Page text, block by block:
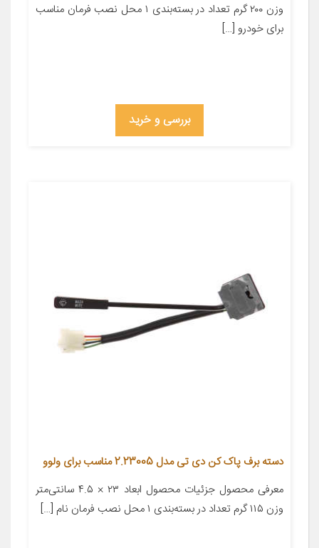
وزن ۲۰۰ گرم تعداد در بسته‌بندی ۱ محل نصب فرمان مناسب
برای خودرو […]
بررسی و خرید
دسته برف پاک کن دی تی مدل 2.23005 مناسب برای ولوو
معرفی محصول جزئیات محصول ابعاد ۲۳ × ۴.۵ سانتی‌متر
وزن ۱۱۵ گرم تعداد در بسته‌بندی ۱ محل نصب فرمان نام […]